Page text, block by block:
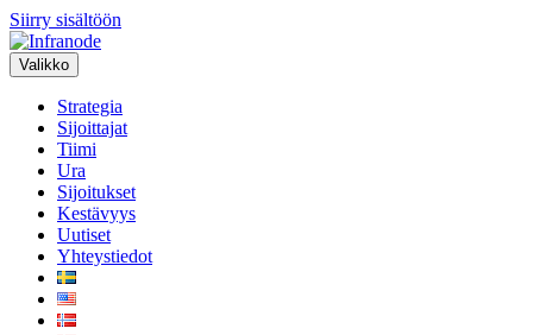
Siirry sisältöön
Valikko
Strategia
Sijoittajat
Tiimi
Ura
Sijoitukset
Kestävyys
Uutiset
Yhteystiedot